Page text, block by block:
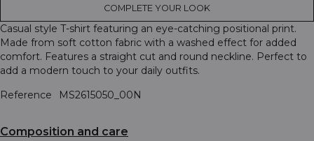
COMPLETE YOUR LOOK
Casual style T-shirt featuring an eye-catching positional print.
Made from soft cotton fabric with a washed effect for added
comfort. Features a straight cut and round neckline. Perfect to
add a modern touch to your daily outfits.
Reference
MS2615050_00N
Composition and care